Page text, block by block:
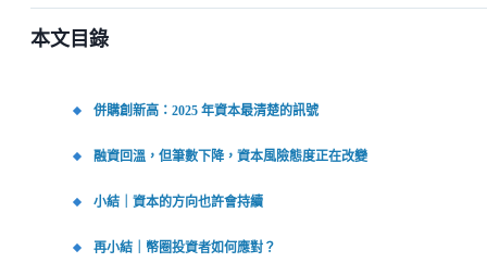
本文目錄
併購創新高：2025 年資本最清楚的訊號
融資回溫，但筆數下降，資本風險態度正在改變
小結｜資本的方向也許會持續
再小結｜幣圈投資者如何應對？